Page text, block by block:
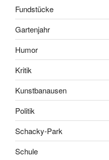
Fundstücke
Gartenjahr
Humor
Kritik
Kunstbanausen
Politik
Schacky-Park
Schule